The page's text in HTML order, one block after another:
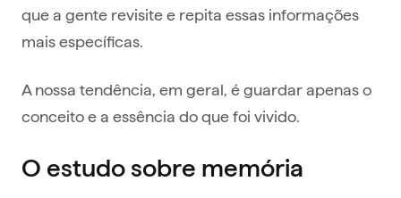
que a gente revisite e repita essas informações
mais específicas.
A nossa tendência, em geral, é guardar apenas o
conceito e a essência do que foi vivido.
O estudo sobre memória